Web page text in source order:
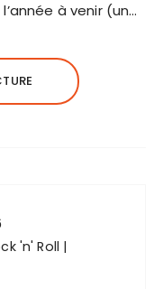
à venir (un…
'n' Roll